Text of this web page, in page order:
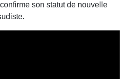
son statut de nouvelle